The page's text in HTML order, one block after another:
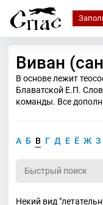
Виван
В основе лежит
Блаватской Е.П.
команды. Все
А Б В Г Д Е Ё Ж З
Некий вид